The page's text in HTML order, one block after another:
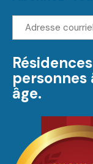
Adresse
courriel:
personnes
âge.